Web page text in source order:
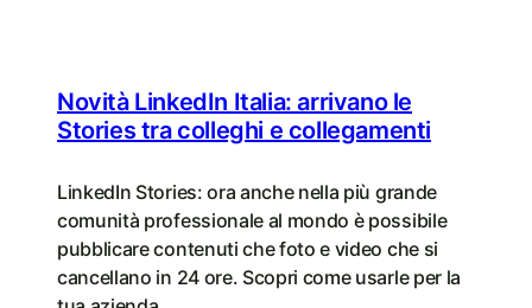
Novità LinkedIn Italia: arrivano le
Stories tra colleghi e collegamenti
LinkedIn Stories: ora anche nella più grande
comunità professionale al mondo è possibile
pubblicare contenuti che foto e video che si
cancellano in 24 ore. Scopri come usarle per la